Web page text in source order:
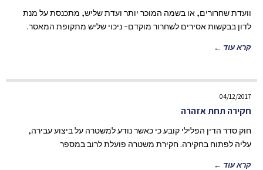
וועדת שחרורים, או בשמה המוכר יותר ועדת שליש, מתכנסת על מנת
לדון בבקשות אסירים לשחרור מוקדם- ניכוי שליש מתקופת המאסר.
קרא עוד ←
04/12/2017
חקירה תחת אזהרה
חוק סדר הדין הפלילי קובע כי כאשר נודע למשטרה על ביצוע עבירה,
עליה לפתוח בחקירה. חקירת משטרה פועלת לרוב במספר
קרא עוד ←